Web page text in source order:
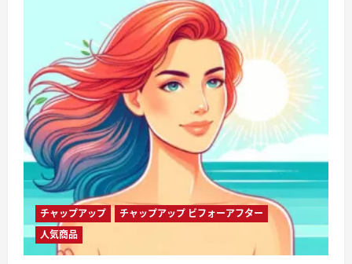
し、
新
た
な
自
信
を。
ヒ
ッ
ク
ス
ミ
ノ
キ
シ
ジ
ル
5
で
髪
チャップアップ
チャップアップ ビフォーアフター
人気商品